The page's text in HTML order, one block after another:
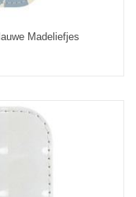
Madeliefjes